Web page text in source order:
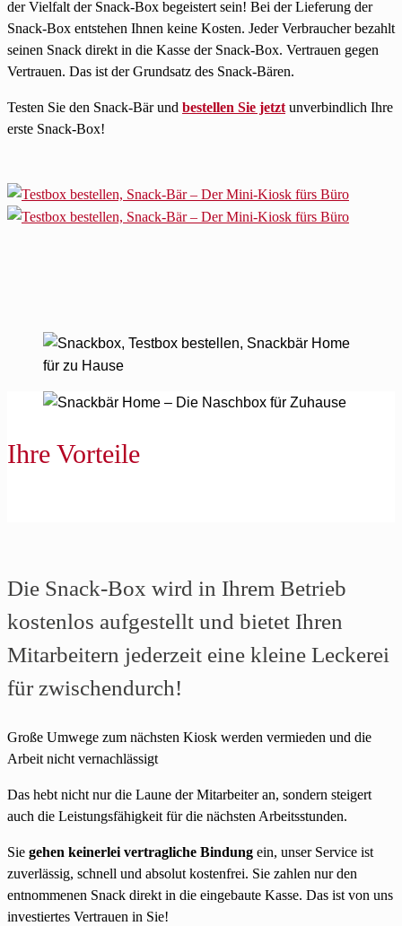
der Vielfalt der Snack-Box begeistert sein! Bei der Lieferung der
Snack-Box entstehen Ihnen keine Kosten. Jeder Verbraucher bezahlt
seinen Snack direkt in die Kasse der Snack-Box. Vertrauen gegen
Vertrauen. Das ist der Grundsatz des Snack-Bären.
Testen Sie den Snack-Bär und bestellen Sie jetzt unverbindlich Ihre
erste Snack-Box!
Ihre Vorteile
Die Snack-Box wird in Ihrem Betrieb
kostenlos aufgestellt und bietet Ihren
Mitarbeitern jederzeit eine kleine Leckerei
für zwischendurch!
Große Umwege zum nächsten Kiosk werden vermieden und die
Arbeit nicht vernachlässigt
Das hebt nicht nur die Laune der Mitarbeiter an, sondern steigert
auch die Leistungsfähigkeit für die nächsten Arbeitsstunden.
Sie gehen keinerlei vertragliche Bindung ein, unser Service ist
zuverlässig, schnell und absolut kostenfrei. Sie zahlen nur den
entnommenen Snack direkt in die eingebaute Kasse. Das ist von uns
investiertes Vertrauen in Sie!